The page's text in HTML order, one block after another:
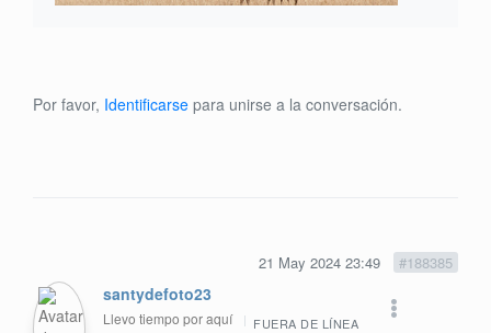
Por favor, Identificarse para unirse a la conversación.
21 May 2024 23:49 #188385
santydefoto23
Llevo tiempo por aquí FUERA DE LÍNEA